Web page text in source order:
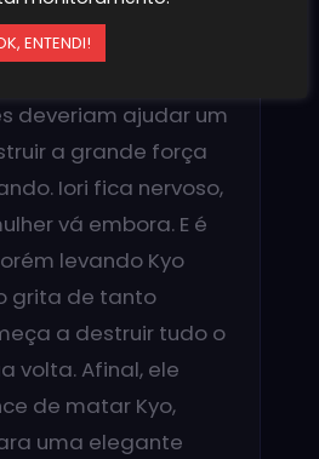
Chizuru Kagura,
é inútil os dois
deveriam ajudar um
a grande força
Iori fica nervoso,
vá embora. E é
levando Kyo
grita de tanto
a destruir tudo o
volta. Afinal, ele
de matar Kyo,
uma elegante
ENTENDI!